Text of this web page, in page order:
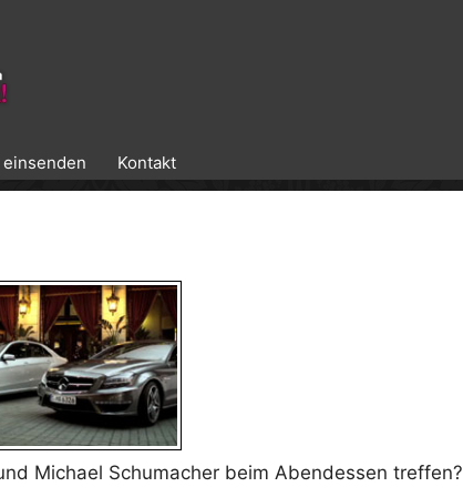
einsenden Kontakt
Michael Schumacher beim Abendessen treffen?